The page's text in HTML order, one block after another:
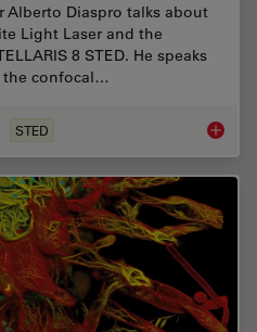
Alberto Diaspro talks about
Light Laser and the
8 STED. He speaks
the confocal…
STED